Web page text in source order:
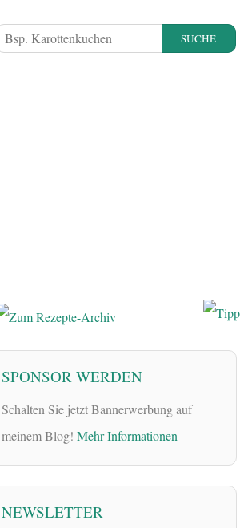
SUCHE
SPONSOR WERDEN
Schalten Sie jetzt Bannerwerbung auf
meinem Blog! Mehr Informationen
NEWSLETTER